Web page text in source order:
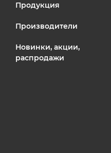
Продукция
Производители
Новинки, акции,
распродажи